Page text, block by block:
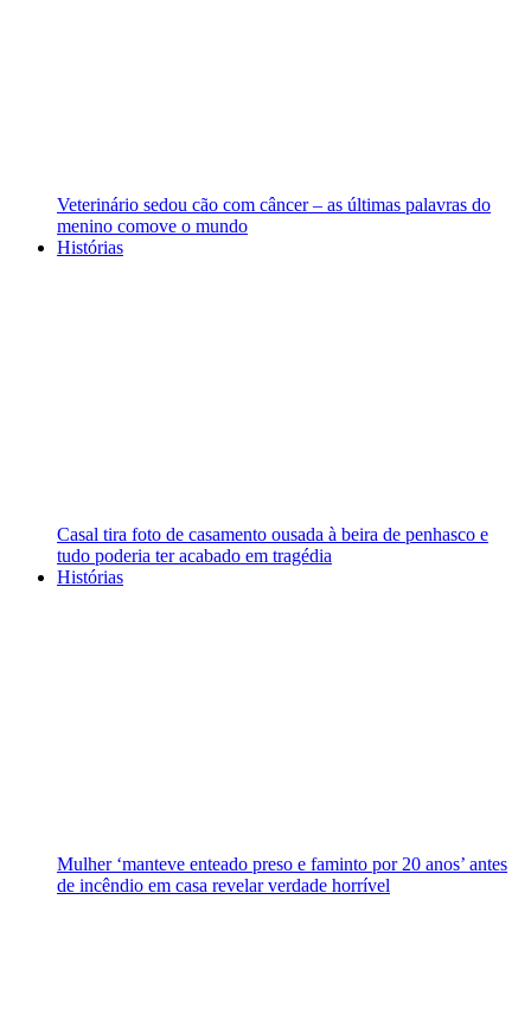
Veterinário sedou cão com câncer – as últimas palavras do
menino comove o mundo
Histórias
Casal tira foto de casamento ousada à beira de penhasco e
tudo poderia ter acabado em tragédia
Histórias
Mulher ‘manteve enteado preso e faminto por 20 anos’ antes
de incêndio em casa revelar verdade horrível